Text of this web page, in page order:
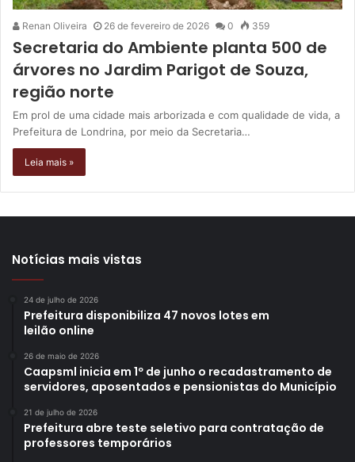
Renan Oliveira 26 de fevereiro de 2026 0 359
Secretaria do Ambiente planta 500 de
árvores no Jardim Parigot de Souza,
região norte
Em prol de uma cidade mais arborizada e com qualidade de vida, a
Prefeitura de Londrina, por meio da Secretaria…
Leia mais »
Notícias mais vistas
24 de julho de 2026
Prefeitura disponibiliza 47 novos lotes em
leilão online
26 de maio de 2026
Caapsml inicia em 1º de junho o recadastramento de
servidores, aposentados e pensionistas do Município
21 de julho de 2026
Prefeitura abre teste seletivo para contratação de
professores temporários